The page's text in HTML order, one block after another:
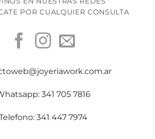
POR CUALQUIER CONSULTA
341 705 7816
341 447 7974